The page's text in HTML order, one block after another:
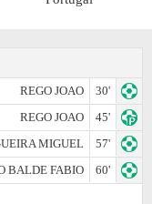
REGO JOAO
30'
REGO JOAO
45'
MIGUEL
57'
BALDE FABIO
60'